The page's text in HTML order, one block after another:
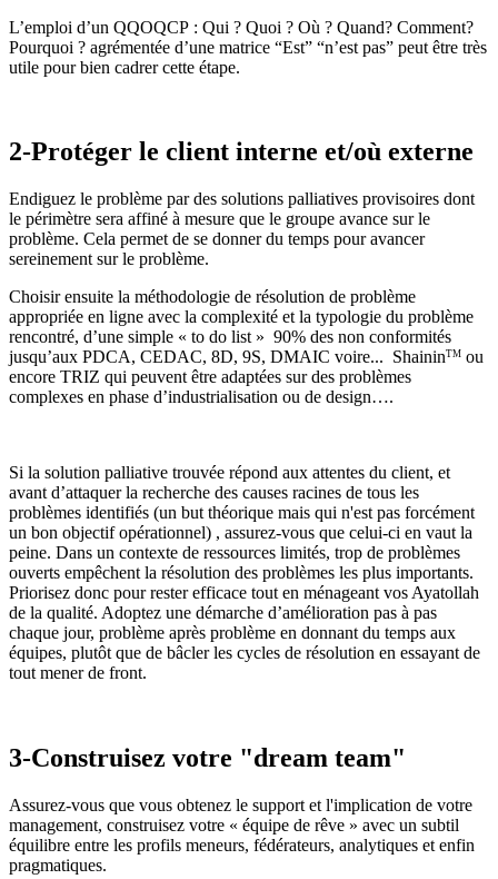
L’emploi d’un QQOQCP : Qui ? Quoi ? Où ? Quand? Comment?
Pourquoi ? agrémentée d’une matrice “Est” “n’est pas” peut être très
utile pour bien cadrer cette étape.
2-Protéger le client interne et/où externe
Endiguez le problème par des solutions palliatives provisoires dont
le périmètre sera affiné à mesure que le groupe avance sur le
problème. Cela permet de se donner du temps pour avancer
sereinement sur le problème.
Choisir ensuite la méthodologie de résolution de problème
appropriée en ligne avec la complexité et la typologie du problème
rencontré, d’une simple « to do list » 90% des non conformités
jusqu’aux PDCA, CEDAC, 8D, 9S, DMAIC voire... ShaininTM ou
encore TRIZ qui peuvent être adaptées sur des problèmes
complexes en phase d’industrialisation ou de design….
Si la solution palliative trouvée répond aux attentes du client, et
avant d’attaquer la recherche des causes racines de tous les
problèmes identifiés (un but théorique mais qui n'est pas forcément
un bon objectif opérationnel) , assurez-vous que celui-ci en vaut la
peine. Dans un contexte de ressources limités, trop de problèmes
ouverts empêchent la résolution des problèmes les plus importants.
Priorisez donc pour rester efficace tout en ménageant vos Ayatollah
de la qualité. Adoptez une démarche d’amélioration pas à pas
chaque jour, problème après problème en donnant du temps aux
équipes, plutôt que de bâcler les cycles de résolution en essayant de
tout mener de front.
3-Construisez votre "dream team"
Assurez-vous que vous obtenez le support et l'implication de votre
management, construisez votre « équipe de rêve » avec un subtil
équilibre entre les profils meneurs, fédérateurs, analytiques et enfin
pragmatiques.